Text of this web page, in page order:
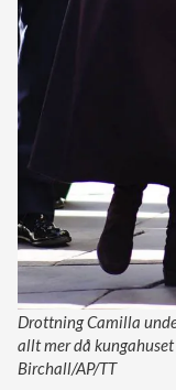
Drottning Camilla
allt mer då
Birchall/AP/TT